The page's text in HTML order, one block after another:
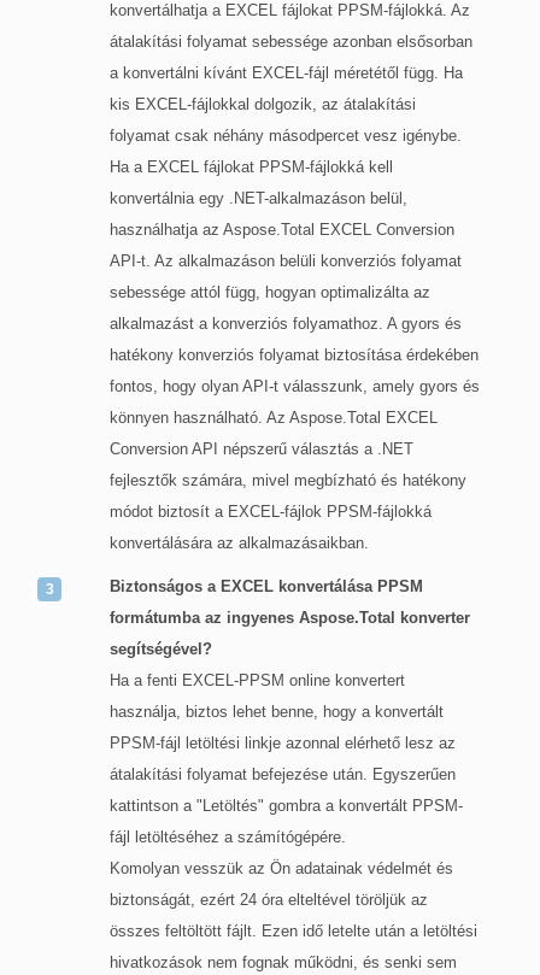
konvertálhatja a EXCEL fájlokat PPSM-fájlokká. Az
átalakítási folyamat sebessége azonban elsősorban
a konvertálni kívánt EXCEL-fájl méretétől függ. Ha
kis EXCEL-fájlokkal dolgozik, az átalakítási
folyamat csak néhány másodpercet vesz igénybe.
Ha a EXCEL fájlokat PPSM-fájlokká kell
konvertálnia egy .NET-alkalmazáson belül,
használhatja az Aspose.Total EXCEL Conversion
API-t. Az alkalmazáson belüli konverziós folyamat
sebessége attól függ, hogyan optimalizálta az
alkalmazást a konverziós folyamathoz. A gyors és
hatékony konverziós folyamat biztosítása érdekében
fontos, hogy olyan API-t válasszunk, amely gyors és
könnyen használható. Az Aspose.Total EXCEL
Conversion API népszerű választás a .NET
fejlesztők számára, mivel megbízható és hatékony
módot biztosít a EXCEL-fájlok PPSM-fájlokká
konvertálására az alkalmazásaikban.
Biztonságos a EXCEL konvertálása PPSM
formátumba az ingyenes Aspose.Total konverter
segítségével?
Ha a fenti EXCEL-PPSM online konvertert
használja, biztos lehet benne, hogy a konvertált
PPSM-fájl letöltési linkje azonnal elérhető lesz az
átalakítási folyamat befejezése után. Egyszerűen
kattintson a "Letöltés" gombra a konvertált PPSM-
fájl letöltéséhez a számítógépére.
Komolyan vesszük az Ön adatainak védelmét és
biztonságát, ezért 24 óra elteltével töröljük az
összes feltöltött fájlt. Ezen idő letelte után a letöltési
hivatkozások nem fognak működni, és senki sem